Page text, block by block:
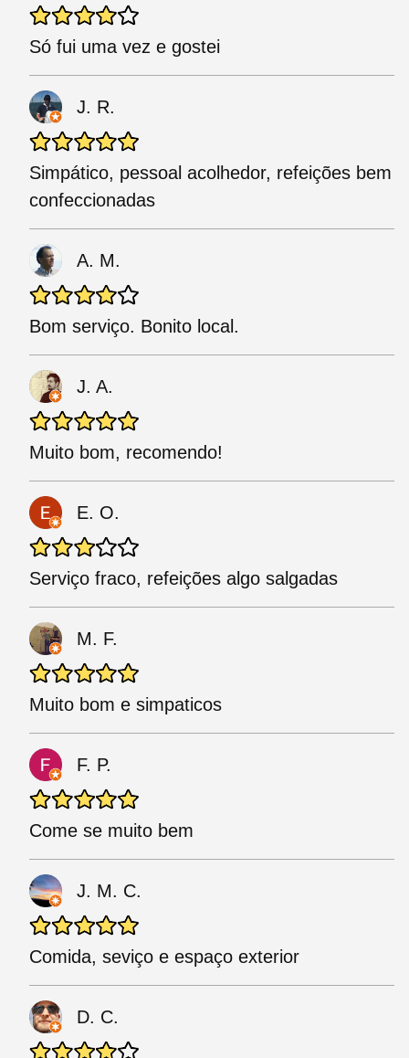
Só fui uma vez e gostei
J. R.
Simpático, pessoal acolhedor, refeições bem
confeccionadas
A. M.
Bom serviço. Bonito local.
J. A.
Muito bom, recomendo!
E. O.
Serviço fraco, refeições algo salgadas
M. F.
Muito bom e simpaticos
F. P.
Come se muito bem
J. M. C.
Comida, seviço e espaço exterior
D. C.